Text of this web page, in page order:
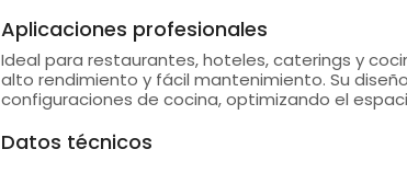
Aplicaciones profesionales
Ideal para restaurantes, hoteles, caterings y
alto rendimiento y fácil mantenimiento. Su
configuraciones de cocina, optimizando el
Datos técnicos